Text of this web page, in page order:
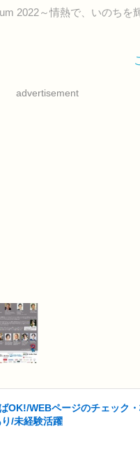
2022～情熱で、いのちを
advertisement
OK!/WEBページのチェック
/未経験活躍